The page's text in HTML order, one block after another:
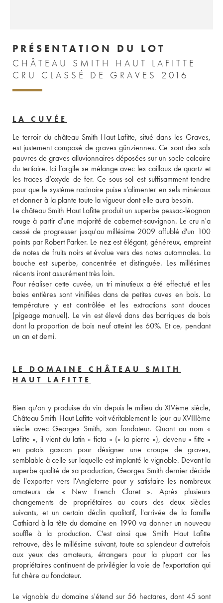
PRÉSENTATION DU LOT
CHÂTEAU SMITH HAUT LAFITTE
CRU CLASSÉ DE GRAVES 2016
LA CUVÉE
Le terroir du château Smith Haut-Lafitte, situé dans les Graves,
est justement composé de graves günziennes. Ce sont des sols
pauvres de graves alluvionnaires déposées sur un socle calcaire
du tertiaire. Ici l’argile se mélange avec les cailloux de quartz et
les traces d’oxyde de fer. Ce sous-sol est suffisamment tendre
pour que le système racinaire puise s’alimenter en sels minéraux
et donner à la plante toute la vigueur dont elle aura besoin.
Le château Smith Haut Lafitte produit un superbe pessac-léognan
rouge à partir d'une majorité de cabernet-sauvignon. Le cru n'a
cessé de progresser jusqu'au millésime 2009 affublé d'un 100
points par Robert Parker. Le nez est élégant, généreux, empreint
de notes de fruits noirs et évolue vers des notes automnales. La
bouche est superbe, concentrée et distinguée. Les millésimes
récents iront assurément très loin.
Pour réaliser cette cuvée, un tri minutieux a été effectué et les
baies entières sont vinifiées dans de petites cuves en bois. La
température y est contrôlée et les extractions sont douces
(pigeage manuel). Le vin est élevé dans des barriques de bois
dont la proportion de bois neuf atteint les 60%. Et ce, pendant
un an et demi.
LE DOMAINE CHÂTEAU SMITH
HAUT LAFITTE
Bien qu'on y produise du vin depuis le milieu du XIVème siècle,
Château Smith Haut Lafitte voit véritablement le jour au XVIIIème
siècle avec Georges Smith, son fondateur. Quant au nom «
Lafitte », il vient du latin « ficta » (« la pierre »), devenu « fitte »
en patois gascon pour désigner une croupe de graves,
semblable à celle sur laquelle est implanté le vignoble. Devant la
superbe qualité de sa production, Georges Smith dernier décide
de l'exporter vers l'Angleterre pour y satisfaire les nombreux
amateurs de « New French Claret ». Après plusieurs
changements de propriétaires au cours des deux siècles
suivants, et un certain déclin qualitatif, l'arrivée de la famille
Cathiard à la tête du domaine en 1990 va donner un nouveau
souffle à la production. C'est ainsi que Smith Haut Lafitte
retrouve, dès le millésime suivant, toute sa splendeur d'autrefois
aux yeux des amateurs, étrangers pour la plupart car les
propriétaires continuent de privilégier la voie de l'exportation qui
fut chère au fondateur.
Le vignoble du domaine s'étend sur 56 hectares, dont 45 sont